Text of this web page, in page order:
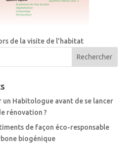
de la visite de l’habitat
Habitologue avant de se lancer
rénovation ?
de façon éco-responsable
biogénique